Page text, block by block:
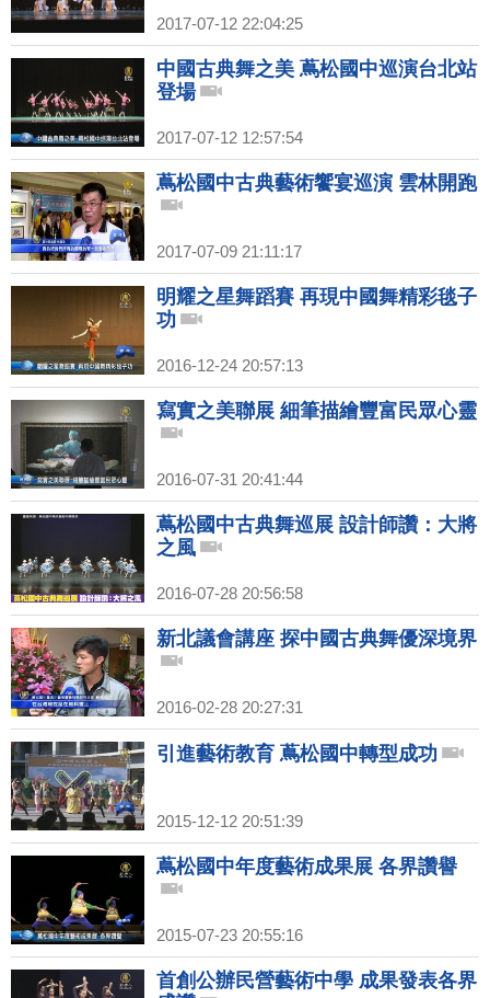
2017-07-12 22:04:25
中國古典舞之美 蔦松國中巡演台北站
登場
2017-07-12 12:57:54
蔦松國中古典藝術饗宴巡演 雲林開跑
2017-07-09 21:11:17
明耀之星舞蹈賽 再現中國舞精彩毯子
功
2016-12-24 20:57:13
寫實之美聯展 細筆描繪豐富民眾心靈
2016-07-31 20:41:44
蔦松國中古典舞巡展 設計師讚：大將
之風
2016-07-28 20:56:58
新北議會講座 探中國古典舞優深境界
2016-02-28 20:27:31
引進藝術教育 蔦松國中轉型成功
2015-12-12 20:51:39
蔦松國中年度藝術成果展 各界讚譽
2015-07-23 20:55:16
首創公辦民營藝術中學 成果發表各界